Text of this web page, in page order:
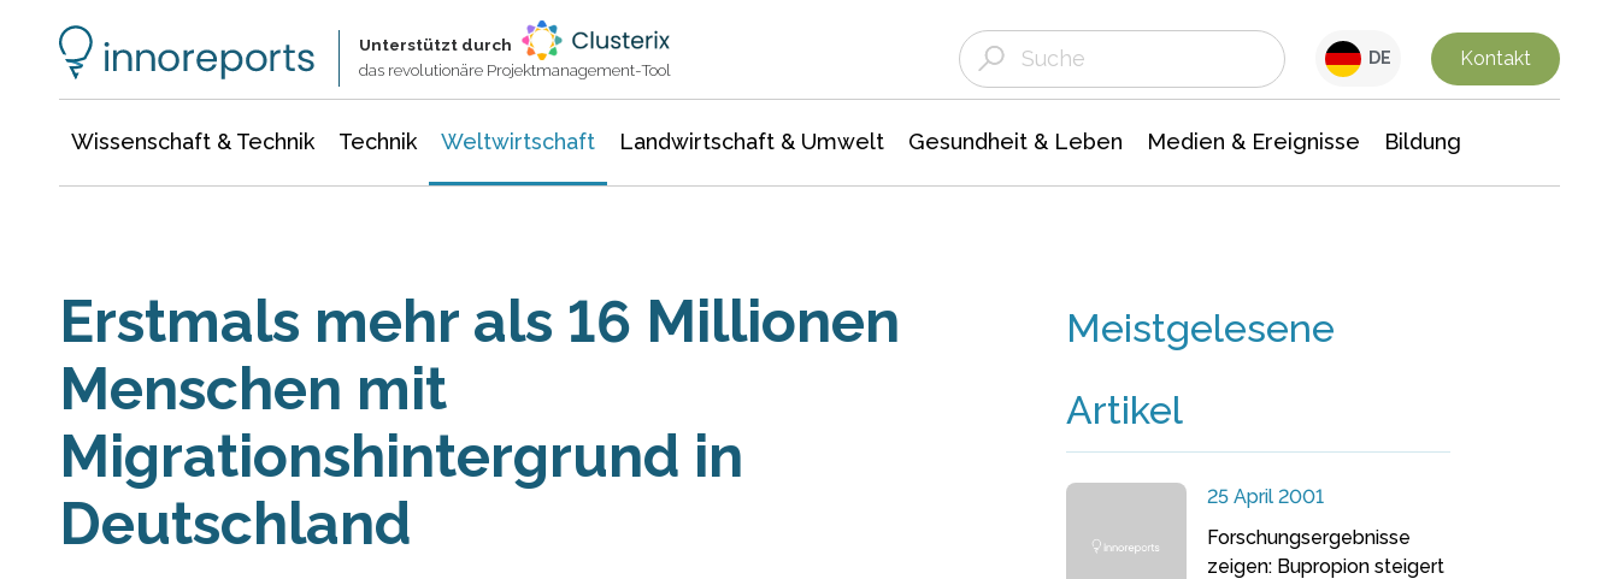
Unterstützt durch
das revolutionäre Projektmanagement-Tool
DE Kontakt
Wissenschaft & Technik Technik Weltwirtschaft Landwirtschaft & Umwelt Gesundheit & Leben Medien & Ereignisse Bildung
Erstmals mehr als 16 Millionen
Menschen mit
Migrationshintergrund in
Deutschland
Meistgelesene
Artikel
25 April 2001
Forschungsergebnisse
zeigen: Bupropion steigert